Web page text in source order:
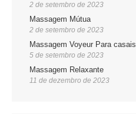
2 de setembro de 2023
Massagem Mútua
2 de setembro de 2023
Massagem Voyeur Para casais
5 de setembro de 2023
Massagem Relaxante
11 de dezembro de 2023